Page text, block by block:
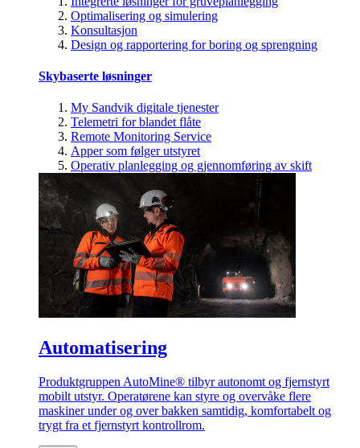
Optimalisering og simulering
Konsultasjon
Design og rapportering for boring og sprengning
Skybaserte løsninger
My Sandvik digitale tjenester
Telemetri for blandet flåte
Remote Monitoring Service
Apper som følger utstyret
Operativ planlegging og gjennomføring av skift
Automatisering
Produktgruppen AutoMine® tilbyr autonomt og fjernstyrt
mobilt utstyr. Operatørene kan styre og overvåke flere
maskiner under og over bakken samtidig, komfortabelt og
trygt fra et fjernstyrt kontrollrom.